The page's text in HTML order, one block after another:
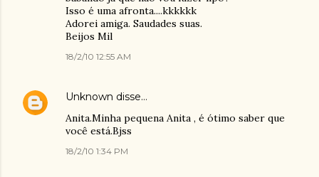
Isso é uma afronta....kkkkkk
Adorei amiga. Saudades suas.
Beijos Mil
18/2/10 12:55 AM
Unknown disse…
Anita.Minha pequena Anita , é ótimo saber que
você está.Bjss
18/2/10 1:34 PM